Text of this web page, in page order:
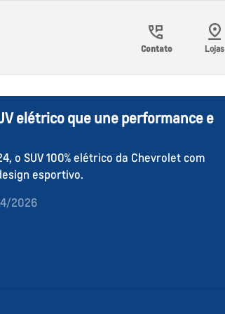
Contato Lojas
elétrico que une performance e
o SUV 100% elétrico da Chevrolet com
esportivo.
2026